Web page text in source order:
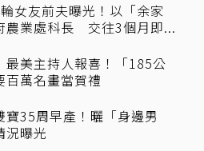
女友前夫曝光！以「余家
農業處科長 交往3個月即...
最美主持人報喜！「185公
百萬名畫當賀禮
寶35周早產！曬「身邊男
況曝光